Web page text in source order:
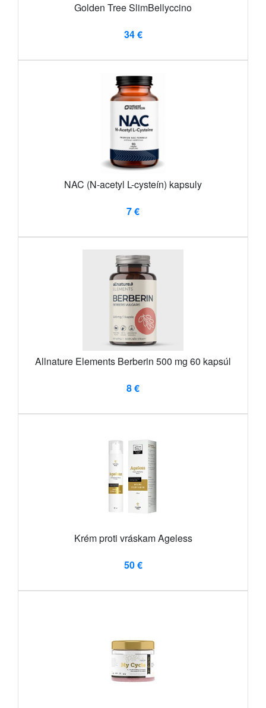
Golden Tree SlimBellyccino
34 €
NAC (N-acetyl L-cysteín) kapsuly
7 €
Allnature Elements Berberin 500 mg 60 kapsúl
8 €
Krém proti vráskam Ageless
50 €